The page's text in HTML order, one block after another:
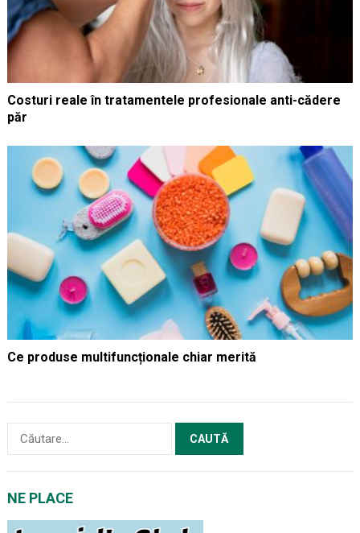
Costuri reale în tratamentele profesionale anti-cădere
păr
Ce produse multifuncționale chiar merită
după:
NE PLACE